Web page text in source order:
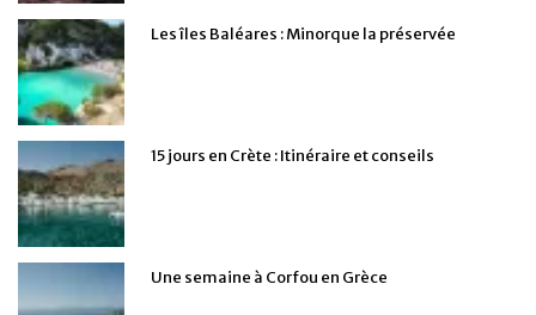
Les îles Baléares : Minorque la préservée
15 jours en Crète : Itinéraire et conseils
Une semaine à Corfou en Grèce